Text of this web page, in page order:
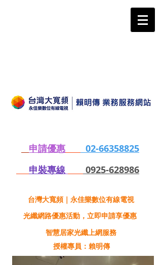
申請優惠
02-66358825
申裝專線
0925-628986
台灣大寬頻｜永佳樂數位有線電視
光纖網路優惠活動，立即申請享優惠
智慧居家光纖上網服務
授權專員：賴明傳